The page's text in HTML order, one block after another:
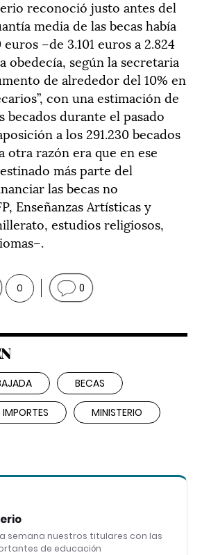
reconoció justo antes del
media de las becas había
–de 3.101 euros a 2.824
obedecía, según la secretaria
de alrededor del 10% en
con una estimación de
becados durante el pasado
a los 291.230 becados
otra razón era que en ese
más parte del
las becas no
Enseñanzas Artísticas y
estudios religiosos,
0 0
BECAS
IMPORTES MINISTERIO
semana nuestros titulares con las
de educación